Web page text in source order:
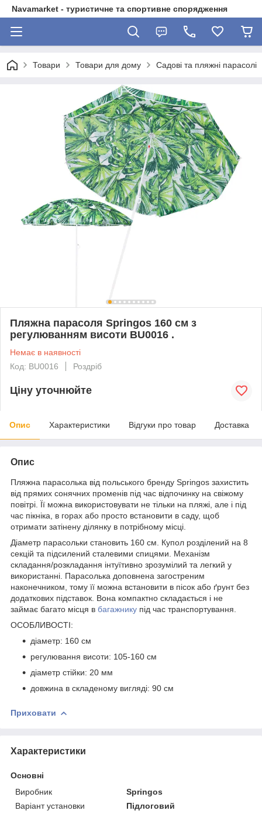
Navamarket - туристичне та спортивне спорядження
Товари Товари для дому Садові та пляжні парасолі
Пляжна парасоля Springos 160 см з
регулюванням висоти BU0016 .
Немає в наявності
Код: BU0016
Роздріб
Ціну уточнюйте
Опис Характеристики Відгуки про товар Доставка
Опис
Пляжна парасолька від польського бренду Springos захистить
від прямих сонячних променів під час відпочинку на свіжому
повітрі. Її можна використовувати не тільки на пляжі, але і під
час пікніка, в горах або просто встановити в саду, щоб
отримати затінену ділянку в потрібному місці.
Діаметр парасольки становить 160 см . Купол розділений на 8
секцій та підсилений сталевими спицями. Механізм
складання/розкладання інтуїтивно зрозумілий та легкий у
використанні. Парасолька доповнена загостреним
наконечником, тому її можна встановити в пісок або ґрунт без
додаткових підставок. Вона компактно складається і не
займає багато місця в багажнику під час транспортування.
ОСОБЛИВОСТІ:
діаметр: 160 см
регулювання висоти: 105-160 см
діаметр стійки: 20 мм
довжина в складеному вигляді: 90 см
Приховати
Характеристики
Основні
Виробник
Springos
Варіант установки
Підлоговий